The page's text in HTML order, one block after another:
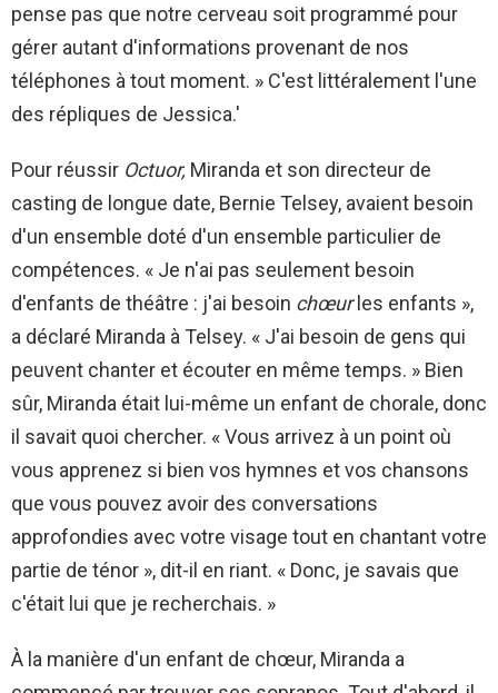
pense pas que notre cerveau soit programmé pour
gérer autant d'informations provenant de nos
téléphones à tout moment. » C'est littéralement l'une
des répliques de Jessica.'
Pour réussir Octuor, Miranda et son directeur de
casting de longue date, Bernie Telsey, avaient besoin
d'un ensemble doté d'un ensemble particulier de
compétences. « Je n'ai pas seulement besoin
d'enfants de théâtre : j'ai besoin chœurles enfants »,
a déclaré Miranda à Telsey. « J'ai besoin de gens qui
peuvent chanter et écouter en même temps. » Bien
sûr, Miranda était lui-même un enfant de chorale, donc
il savait quoi chercher. « Vous arrivez à un point où
vous apprenez si bien vos hymnes et vos chansons
que vous pouvez avoir des conversations
approfondies avec votre visage tout en chantant votre
partie de ténor », dit-il en riant. « Donc, je savais que
c'était lui que je recherchais. »
À la manière d'un enfant de chœur, Miranda a